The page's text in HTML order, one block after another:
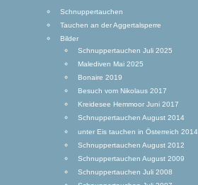
Schnuppertauchen
Tauchen an der Aggertalsperre
Bilder
Schnuppertauchen Juli 2025
Malediven Mai 2025
Bonaire 2019
Besuch vom Nikolaus 2017
Kreidesee Hemmoor Juni 2017
Schnuppertauchen August 2014
unter Eis tauchen in Österreich 2014
Schnuppertauchen August 2012
Schnuppertauchen August 2009
Schnuppertauchen Juli 2008